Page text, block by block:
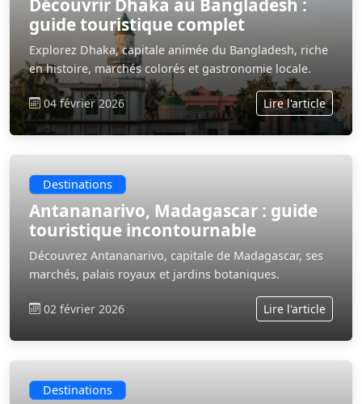
Découvrir Dhaka au Bangladesh :
guide touristique complet
Explorez Dhaka, capitale animée du Bangladesh, riche
en histoire, marchés colorés et gastronomie locale.
04 février 2026 Lire l'article
Destinations
Antananarivo, Madagascar : guide
touristique incontournable
Découvrez Antananarivo, capitale de Madagascar, ses
marchés, palais royaux et jardins botaniques.
02 février 2026 Lire l'article
Destinations